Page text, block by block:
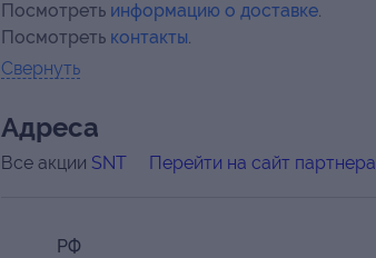
Посмотреть информацию о доставке.
Посмотреть контакты.
Свернуть
Адресa
Все акции SNT Перейти на сайт партнера
РФ